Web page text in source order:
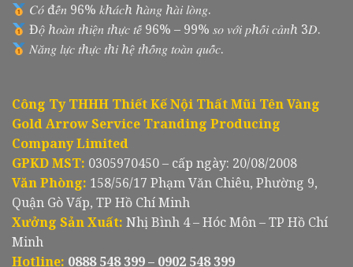
𝐶𝑜́ đ𝑒̂́𝑛 96% 𝑘ℎ𝑎́𝑐ℎ ℎ𝑎̀𝑛𝑔 ℎ𝑎̀𝑖 𝑙𝑜̀𝑛𝑔.
Đ𝑜̣̂ ℎ𝑜𝑎̀𝑛 𝑡ℎ𝑖𝑒̣̂𝑛 𝑡ℎ𝑢̛̣𝑐 𝑡𝑒̂́ 96% – 99% 𝑠𝑜 𝑣𝑜̛́𝑖 𝑝ℎ𝑜̂́𝑖 𝑐𝑎̉𝑛ℎ 3𝐷.
𝑁𝑎̆𝑛𝑔 𝑙𝑢̛̣𝑐 𝑡ℎ𝑢̛̣𝑐 𝑡ℎ𝑖 ℎ𝑒̣̂ 𝑡ℎ𝑜̂́𝑛𝑔 𝑡𝑜𝑎̀𝑛 𝑞𝑢𝑜̂́𝑐.
Công Ty THHH Thiết Kế Nội Thất Mũi Tên Vàng
Gold Arrow Service Tranding Producing
Company Limited
GPKD MST: 0305970450 – cấp ngày: 20/08/2008
Văn Phòng: 158/56/17 Phạm Văn Chiêu, Phường 9,
Quận Gò Vấp, TP Hồ Chí Minh
Xưởng Sản Xuất: Nhị Bình 4 – Hóc Môn – TP Hồ Chí
Minh
Hotline: 0888 548 399 – 0902 548 399